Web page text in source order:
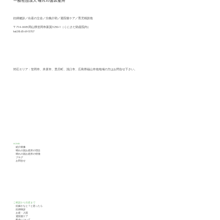
妊婦健診／出産の立会／分娩介助／退院後ケア／育児相談他
〒714-0005 岡山県笠岡市新賀3250-1（くにさだ助産院内）
tel.0865-69-5707
対応エリア：笠岡市、井原市、里庄町、浅口市、広島県福山市他地域の方はお問合せ下さい。
HOME
紹介映像
晴れの国お産所の理念
晴れの国お産所の特徴
ブログ
お問合せ
ご相談から出産まで
妊娠かなと？と思ったら
妊婦検診
お産・入院
退院後ケア